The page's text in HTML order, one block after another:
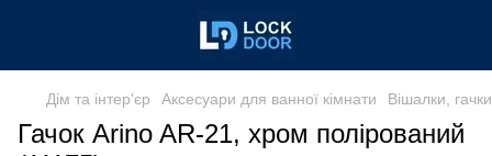
Дім та інтер'єр Аксесуари для ванної кімнати Вішалки,
Гачок Arino AR-21, хром полірований